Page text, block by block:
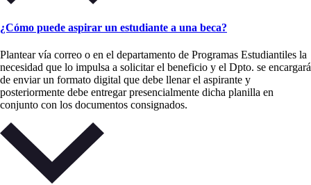
¿Cómo puede aspirar un estudiante a una beca?
Plantear vía correo o en el departamento de Programas Estudiantiles la
necesidad que lo impulsa a solicitar el beneficio y el Dpto. se encargará
de enviar un formato digital que debe llenar el aspirante y
posteriormente debe entregar presencialmente dicha planilla en
conjunto con los documentos consignados.